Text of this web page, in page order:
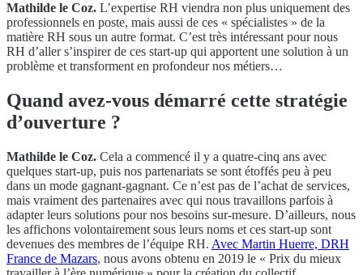
Mathilde le Coz. L’expertise RH viendra non plus uniquement des
professionnels en poste, mais aussi de ces « spécialistes » de la
matière RH sous un autre format. C’est très intéressant pour nous
RH d’aller s’inspirer de ces start-up qui apportent une solution à un
problème et transforment en profondeur nos métiers…
Quand avez-vous démarré cette stratégie
d’ouverture ?
Mathilde le Coz. Cela a commencé il y a quatre-cinq ans avec
quelques start-up, puis nos partenariats se sont étoffés peu à peu
dans un mode gagnant-gagnant. Ce n’est pas de l’achat de services,
mais vraiment des partenaires avec qui nous travaillons parfois à
adapter leurs solutions pour nos besoins sur-mesure. D’ailleurs, nous
les affichons volontairement sous leurs noms et ces start-up sont
devenues des membres de l’équipe RH. Avec Martin Huerre, DRH
France de Mazars, nous avons obtenu en 2019 le « Prix du mieux